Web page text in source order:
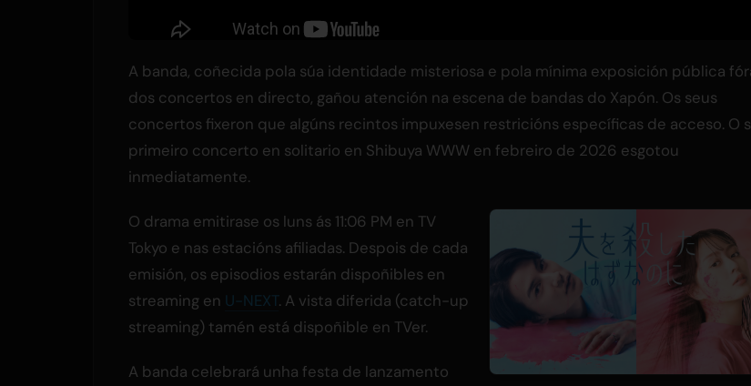
A banda, coñecida pola súa identidade misteriosa e pola mínima exposición pública
dos concertos en directo, gañou atención na escena de bandas do Xapón. Os seus
concertos fixeron que algúns recintos impuxesen restricións específicas de acceso. O
primeiro concerto en solitario en Shibuya WWW en febreiro de 2026 esgotou
inmediatamente.
O drama emitirase os luns ás 11:06 PM en TV
Tokyo e nas estacións afiliadas. Despois de cada
emisión, os episodios estarán dispoñibles en
streaming en U-NEXT. A vista diferida (catch-up
streaming) tamén está dispoñible en TVer.
A banda celebrará unha festa de lanzamento